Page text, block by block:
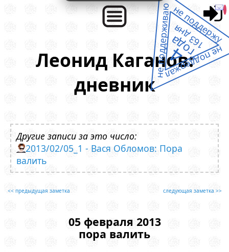
Леонид Каганов:
дневник
Другие записи за это число:
2013/02/05_1 - Вася Обломов: Пора
валить
<< предыдущая заметка следующая заметка >>
05 февраля 2013
пора валить
не поддержал
не поддерживаюне поддержу
4
года
163 дня